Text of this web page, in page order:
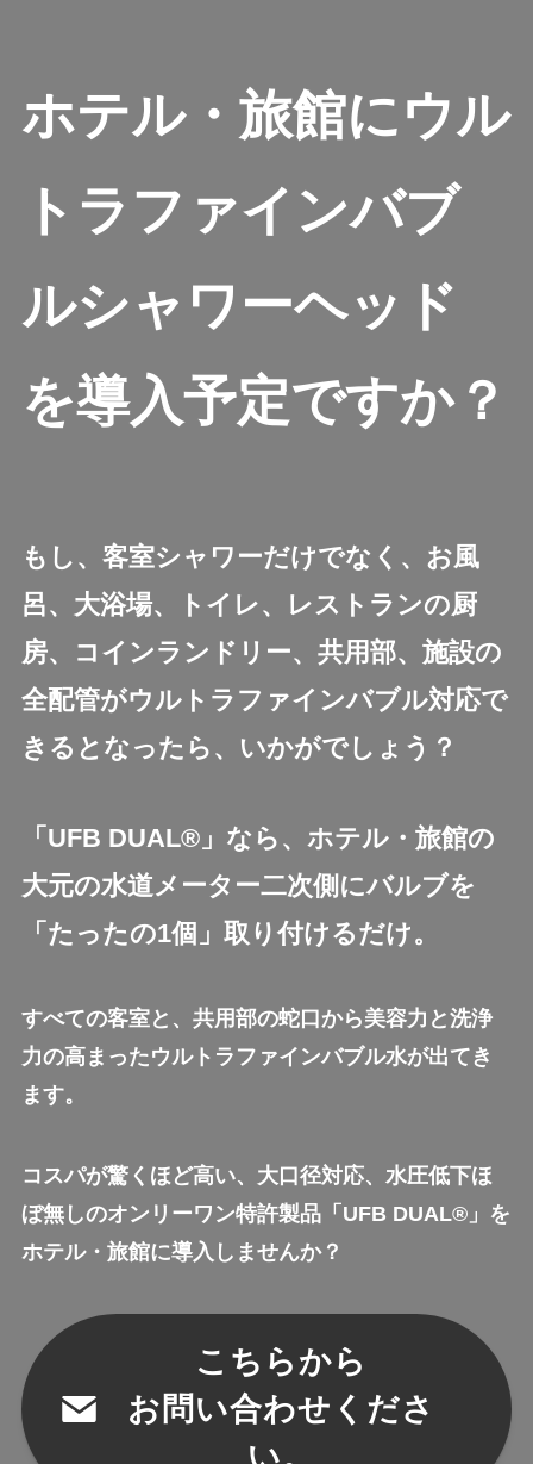
ホテル・旅館にウル
トラファインバブ
ルシャワーヘッド
を導入予定ですか？
もし、客室シャワーだけでなく、お風
呂、大浴場、トイレ、レストランの厨
房、コインランドリー、共用部、施設の
全配管がウルトラファインバブル対応で
きるとなったら、いかがでしょう？
「UFB DUAL®」なら、ホテル・旅館の
大元の水道メーター二次側にバルブを
「たったの1個」取り付けるだけ。
すべての客室と、共用部の蛇口から美容力と洗浄
力の高まったウルトラファインバブル水が出てき
ます。
コスパが驚くほど高い、大口径対応、水圧低下ほ
ぼ無しのオンリーワン特許製品「UFB DUAL®」を
ホテル・旅館に導入しませんか？
こちらから
お問い合わせくださ